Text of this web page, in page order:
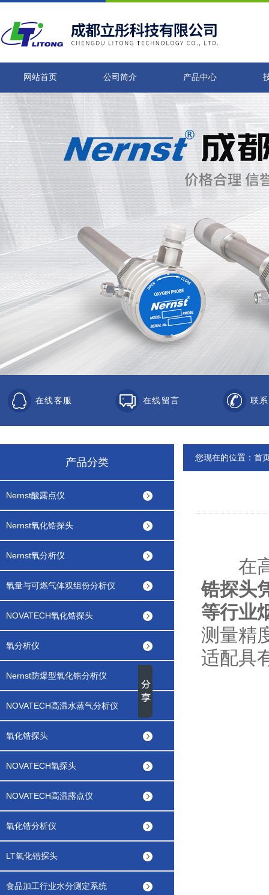
网站首页 公司简介 产品中心
在线客服 在线留言 联
产品分类
Nernst酸露点仪
Nernst氧化锆探头
Nernst氧分析仪
氧量与可燃气体双组份分析仪
NOVATECH氧化锆探头
氧分析仪
Nernst防爆型氧化锆分析仪
NOVATECH高温水蒸气分析仪
氧化锆探头
NOVATECH氧探头
NOVATECH高温露点仪
氧化锆分析仪
LT氧化锆探头
食品加工行业水分测定系统
您现在的位置： 首
在高
锆探头
等行业
测量精
适配具